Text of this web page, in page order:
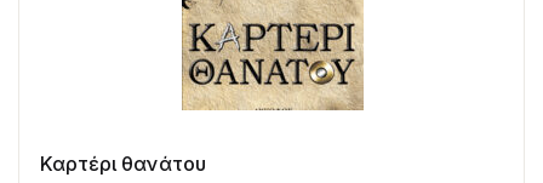
Καρτέρι θανάτου